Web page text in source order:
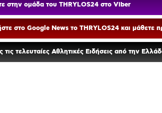
στην ομάδα του THRYLOS24 στο Viber
στο Google News το THRYLOS24 και μάθετε
τις τελευταίες Αθλητικές Ειδήσεις από την